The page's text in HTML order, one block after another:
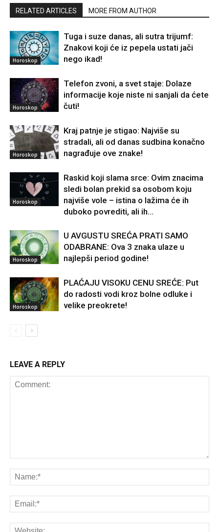
RELATED ARTICLES MORE FROM AUTHOR
Horoskop
Tuga i suze danas, ali sutra trijumf:
Znakovi koji će iz pepela ustati jači
nego ikad!
Horoskop
Telefon zvoni, a svet staje: Dolaze
informacije koje niste ni sanjali da ćete
čuti!
Horoskop
Kraj patnje je stigao: Najviše su
stradali, ali od danas sudbina konačno
nagrađuje ove znake!
Horoskop
Raskid koji slama srce: Ovim znacima
sledi bolan prekid sa osobom koju
najviše vole – istina o lažima će ih
duboko povrediti, ali ih...
Horoskop
U AVGUSTU SREĆA PRATI SAMO
ODABRANE: Ova 3 znaka ulaze u
najlepši period godine!
Horoskop
PLAĆAJU VISOKU CENU SREĆE: Put
do radosti vodi kroz bolne odluke i
velike preokrete!
LEAVE A REPLY